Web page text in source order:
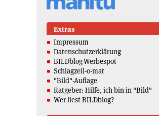
Extras
Impressum
Datenschutzerklärung
BILDblog-Werbespot
Schlagzeil-o-mat
"Bild"-Auflage
Ratgeber: Hilfe, ich bin in "Bild"
Wer liest BILDblog?